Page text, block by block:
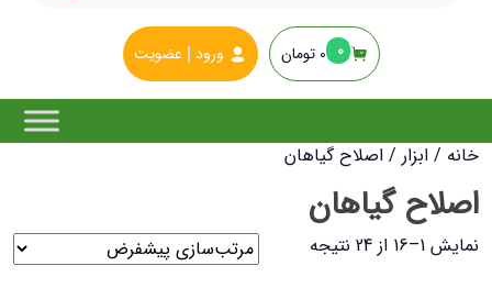
0
0 تومان ورود عضویت
خانه / ابزار / اصلاح گیاهان
اصلاح گیاهان
نمایش 1–16 از 24 نتیجه